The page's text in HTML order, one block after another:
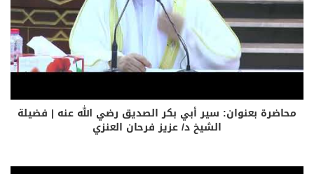
محاضرة بعنوان: سير أبي بكر الصديق رضي الله عنه | فضيلة
الشيخ د/ عزيز فرحان العنزي